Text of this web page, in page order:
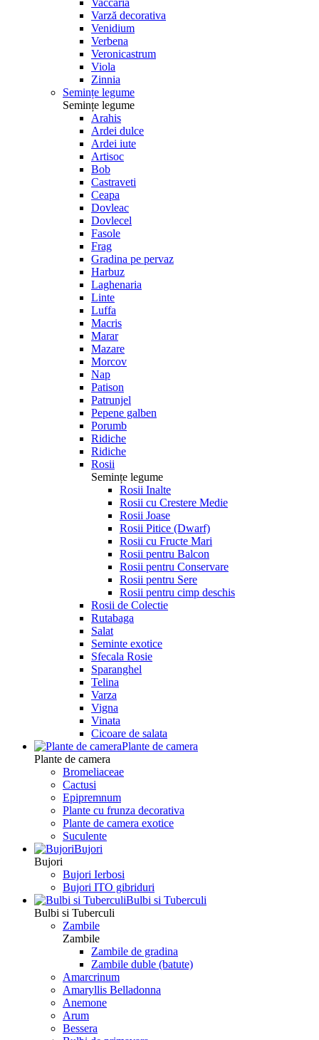
Vaccaria
Varză decorativa
Venidium
Verbena
Veronicastrum
Viola
Zinnia
Semințe legume
Semințe legume
Arahis
Ardei dulce
Ardei iute
Artisoc
Bob
Castraveti
Ceapa
Dovleac
Dovlecel
Fasole
Frag
Gradina pe pervaz
Harbuz
Laghenaria
Linte
Luffa
Macris
Marar
Mazare
Morcov
Nap
Patison
Patrunjel
Pepene galben
Porumb
Ridiche
Ridiche
Rosii
Semințe legume
Rosii Inalte
Rosii cu Crestere Medie
Rosii Joase
Rosii Pitice (Dwarf)
Rosii cu Fructe Mari
Rosii pentru Balcon
Rosii pentru Conservare
Rosii pentru Sere
Rosii pentru cimp deschis
Rosii de Colectie
Rutabaga
Salat
Seminte exotice
Sfecala Rosie
Sparanghel
Telina
Varza
Vigna
Vinata
Сicoare de salata
Plante de camera
Plante de camera
Bromeliaceae
Cactusi
Epipremnum
Plante cu frunza decorativa
Plante de camera exotice
Suculente
Bujori
Bujori
Bujori Ierbosi
Bujori ITO gibriduri
Bulbi si Tuberculi
Bulbi si Tuberculi
Zambile
Zambile
Zambile de gradina
Zambile duble (batute)
Amarcrinum
Amaryllis Belladonna
Anemone
Arum
Bessera